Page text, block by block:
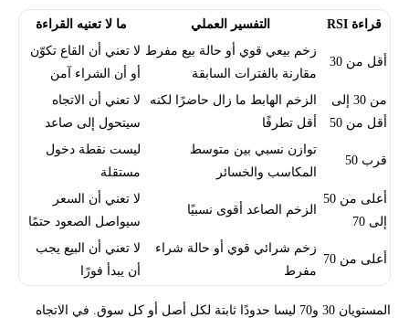
قراءة RSI التفسير العملي ما لا تعنيه القراءة
أقل من 30
زخم بيعي قوي أو حالة بيع مفرط
مقارنة بالفترات السابقة
لا تعني أن القاع تكوّن
أو أن الشراء آمن
من 30 إلى
أقل من 50
الزخم الهابط ما زال حاضرًا لكنه
أقل تطرفًا
لا تعني أن الاتجاه
سيتحول إلى صاعد
قرب 50
توازن نسبي بين متوسط
المكاسب والخسائر
ليست نقطة دخول
مستقلة
أعلى من 50
إلى 70
الزخم الصاعد أقوى نسبيًا
لا تعني أن السعر
سيواصل الصعود حتمًا
أعلى من 70
زخم شرائي قوي أو حالة شراء
مفرط
لا تعني أن البيع يجب
أن يبدأ فورًا
المستويان 30 و70 ليسا حدودًا ثابتة لكل أصل أو كل سوق. في الاتجاه